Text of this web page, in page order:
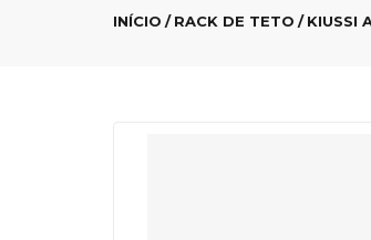
INÍCIO RACK DE TETO KIUSSI